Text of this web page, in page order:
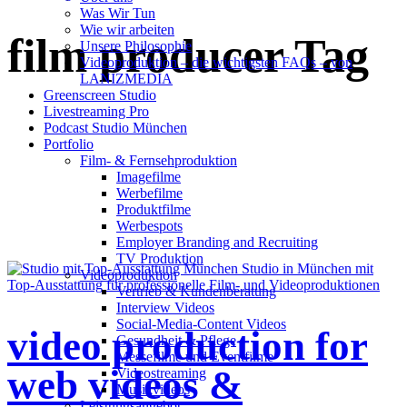
Was Wir Tun
Wie wir arbeiten
Unsere Philosophie
Videoproduktion – die wichtigsten FAQs – von
LANIZMEDIA
Greenscreen Studio
Livestreaming Pro
Podcast Studio München
Portfolio
Film- & Fernsehproduktion
Imagefilme
Werbefilme
Produktfilme
Werbespots
Employer Branding and Recruiting
TV Produktion
Videoproduktion
Vertrieb & Kundenberatung
Interview Videos
Social-Media-Content Videos
Gesundheit & Pflege
Mes­se­filme und Eventfilme
Video­strea­ming
Musikvideos
film producer Tag
video production for
web videos &